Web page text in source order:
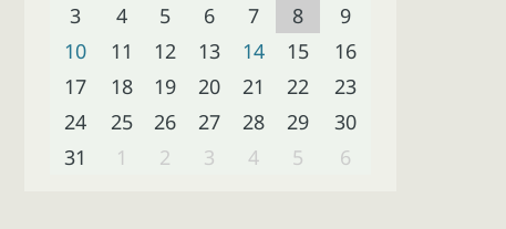
3
4 5 6 7 8
9
10
11 12 13 14 15
16
17
18 19 20 21 22
23
24
25 26 27 28 29
30
31
1 2 3 4 5 6